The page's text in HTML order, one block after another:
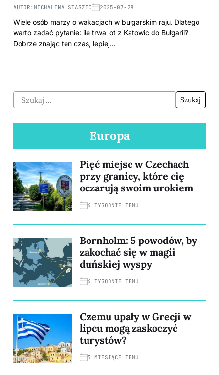
AUTOR: MICHALINA STASZIC 2025-07-28
Wiele osób marzy o wakacjach w bułgarskim raju. Dlatego
warto zadać pytanie: ile trwa lot z Katowic do Bułgarii?
Dobrze znając ten czas, lepiej…
Europa
Pięć miejsc w Czechach
przy granicy, które cię
oczarują swoim urokiem
4 TYGODNIE TEMU
Bornholm: 5 powodów, by
zakochać się w magii
duńskiej wyspy
4 TYGODNIE TEMU
Czemu upały w Grecji w
lipcu mogą zaskoczyć
turystów?
3 MIESIĄCE TEMU